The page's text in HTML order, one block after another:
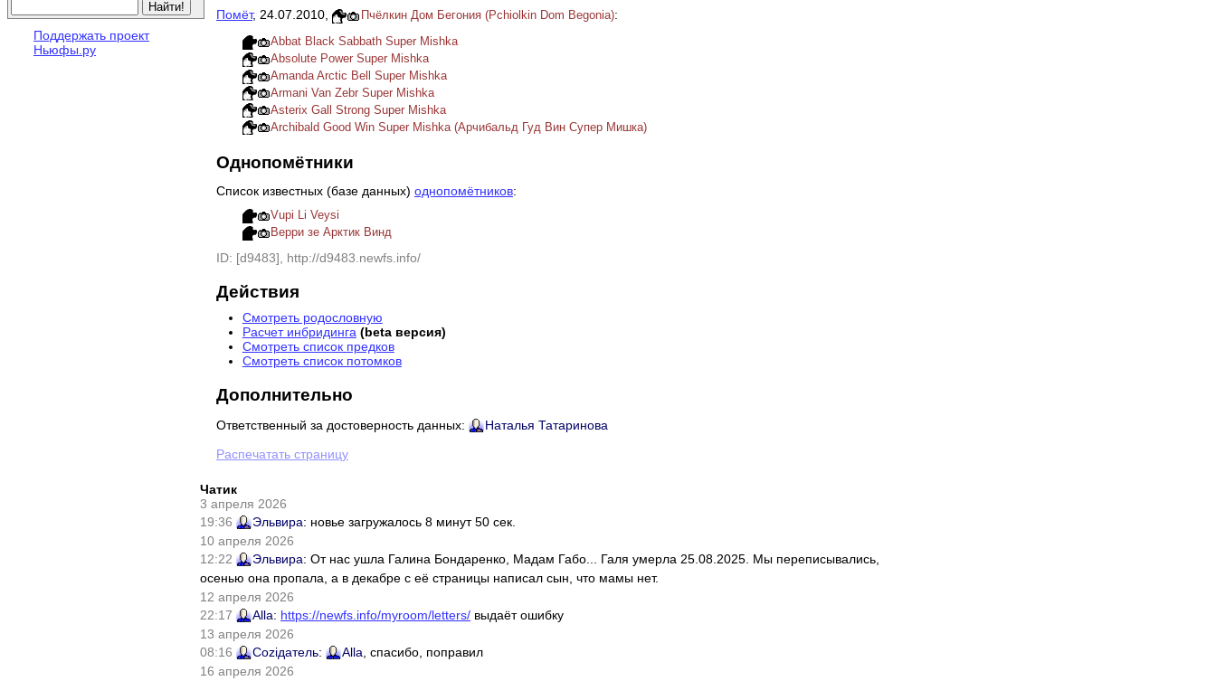
Поддержать проект
Ньюфы.ру
Помёт, 24.07.2010, Пчёлкин Дом Бегония (Pchiolkin Dom Begonia):
Abbat Black Sabbath Super Mishka
Absolute Power Super Mishka
Amanda Arctic Bell Super Mishka
Armani Van Zebr Super Mishka
Asterix Gall Strong Super Mishka
Archibald Good Win Super Mishka (Арчибальд Гуд Вин Супер Мишка)
Однопомётники
Список известных (базе данных) однопомётников:
Vupi Li Veysi
Верри зе Арктик Винд
ID: [d9483], http://d9483.newfs.info/
Действия
Смотреть родословную
Расчет инбридинга (beta версия)
Смотреть список предков
Смотреть список потомков
Дополнительно
Ответственный за достоверность данных: Наталья Татаринова
Распечатать страницу
Чатик
3 апреля 2026
19:36
Эльвира: новье загружалось 8 минут 50 сек.
10 апреля 2026
12:22
Эльвира: От нас ушла Галина Бондаренко, Мадам Габо... Галя умерла 25.08.2025. Мы переписывались,
осенью она пропала, а в декабре с её страницы написал сын, что мамы нет.
12 апреля 2026
22:17
Alla: https://newfs.info/myroom/letters/ выдаёт ошибку
13 апреля 2026
08:16
Соziдатель: Alla , спасибо, поправил
16 апреля 2026